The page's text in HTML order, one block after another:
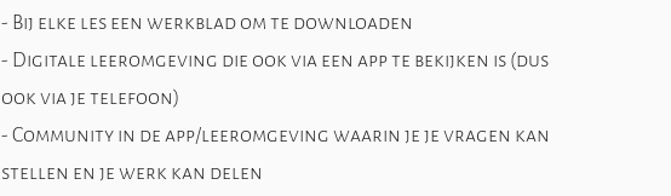
- Bij elke les een werkblad om te downloaden
- Digitale leeromgeving die ook via een app te bekijken is (dus
ook via je telefoon)
- Community in de app/leeromgeving waarin je je vragen kan
stellen en je werk kan delen